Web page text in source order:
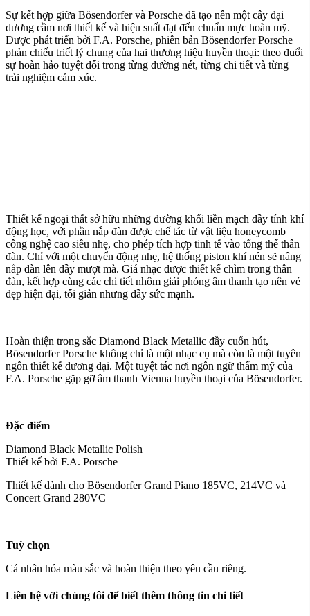
Sự kết hợp giữa Bösendorfervà Porsche đã tạo nên một cây đại
dương cầm nơi thiết kế và hiệu suất đạt đến chuẩn mực hoàn mỹ.
Được phát triển bởi F.A. Porsche, phiên bản Bösendorfer Porsche
phản chiếu triết lý chung của hai thương hiệu huyền thoại: theo đuổi
sự hoàn hảo tuyệt đối trong từng đường nét, từng chi tiết và từng
trải nghiệm cảm xúc.
Thiết kế ngoại thất sở hữu những đường khối liền mạch đầy tính khí
động học, với phần nắp đàn được chế tác từ vật liệu honeycomb
công nghệ cao siêu nhẹ, cho phép tích hợp tinh tế vào tổng thể thân
đàn. Chỉ với một chuyển động nhẹ, hệ thống piston khí nén sẽ nâng
nắp đàn lên đầy mượt mà. Giá nhạc được thiết kế chìm trong thân
đàn, kết hợp cùng các chi tiết nhôm giải phóng âm thanh tạo nên vẻ
đẹp hiện đại, tối giản nhưng đầy sức mạnh.
Hoàn thiện trong sắc Diamond Black Metallic đầy cuốn hút,
Bösendorfer Porsche không chỉ là một nhạc cụ mà còn là một tuyên
ngôn thiết kế đương đại. Một tuyệt tác nơi ngôn ngữ thẩm mỹ của
F.A. Porsche gặp gỡ âm thanh Vienna huyền thoại của Bösendorfer.
Đặc điểm
Diamond Black Metallic Polish
Thiết kế bởi F.A. Porsche
Thiết kế dành cho Bösendorfer Grand Piano 185VC, 214VC và
Concert Grand 280VC
Tuỳ chọn
Cá nhân hóa màu sắc và hoàn thiện theo yêu cầu riêng.
Liên hệ với chúng tôi để biết thêm thông tin chi tiết